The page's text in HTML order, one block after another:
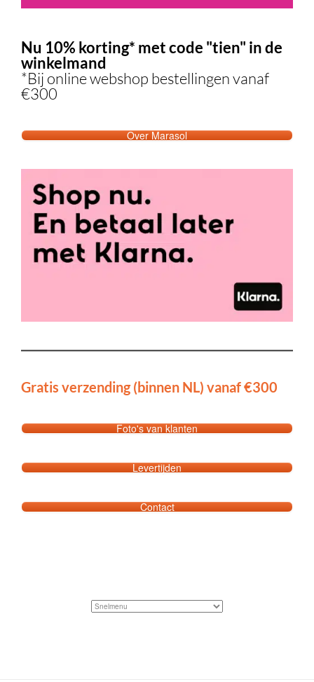
Nu 10% korting* met code "tien" in de
winkelmand
*Bij online webshop bestellingen vanaf
€300
Over Marasol
Gratis verzending (binnen NL) vanaf €300
Foto's van klanten
Levertijden
Contact